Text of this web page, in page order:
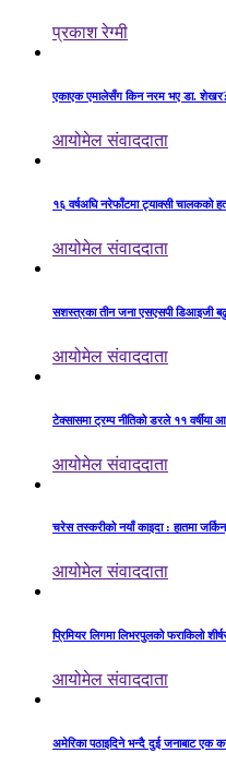
प्रकाश रेग्मी
एकाएक एमालेसँग किन नरम भए डा.
आयोमेल संवाददाता
१६ वर्षअघि नरेफाँटमा ट्याक्सी चालकको
आयोमेल संवाददाता
सशस्त्रका तीन जना एसएसपी डिआइजी
आयोमेल संवाददाता
टेक्सासमा ट्रम्प नीतिको डरले ११ वर्षीया
आयोमेल संवाददाता
चरेस तस्करीको नयाँ काइदा : हातमा
आयोमेल संवाददाता
प्रिमियर लिगमा लिभरपुलको फराकिलो
आयोमेल संवाददाता
अमेरिका पठाइदिने भन्दै दुई जनाबाट एक